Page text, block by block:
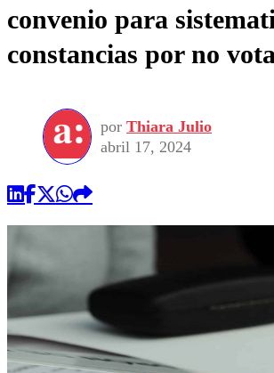
convenio para
constancias por no
por Thiara Julio
abril 17, 2024